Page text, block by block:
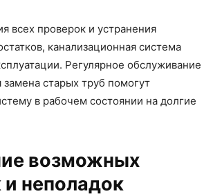
всех проверок и устранения
канализационная система
Регулярное обслуживание
старых труб помогут
в рабочем состоянии на долгие
возможных
и неполадок